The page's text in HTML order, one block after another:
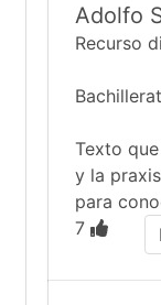
Adolfo
Recurso
Texto
y la
para
7